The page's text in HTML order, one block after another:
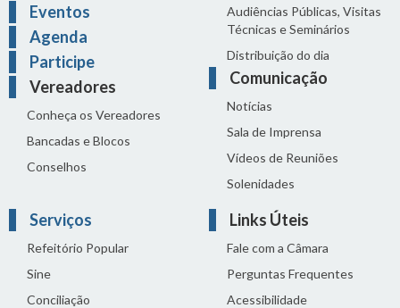
Eventos
Agenda
Participe
Vereadores
Conheça os Vereadores
Bancadas e Blocos
Conselhos
Audiências Públicas, Visitas
Técnicas e Seminários
Distribuição do dia
Comunicação
Notícias
Sala de Imprensa
Vídeos de Reuniões
Solenidades
Serviços
Refeitório Popular
Sine
Conciliação
Links Úteis
Fale com a Câmara
Perguntas Frequentes
Acessibilidade